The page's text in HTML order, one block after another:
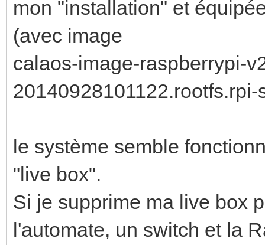
mon "installation" et
(avec image
calaos-image-raspberrypi-
20140928101122.rootfs.rpi-
le système semble
"live box".
Si je supprime ma live box
l'automate, un switch et la